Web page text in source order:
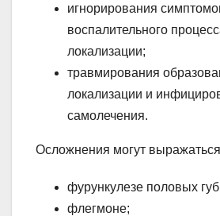
игнорирования
воспалительного
локализации;
травмирования
локализации и
самолечения.
Осложнения могут
фурункулезе половых
флегмоне;